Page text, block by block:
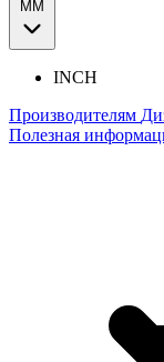
ММ
INCH
Производителям
Полезная